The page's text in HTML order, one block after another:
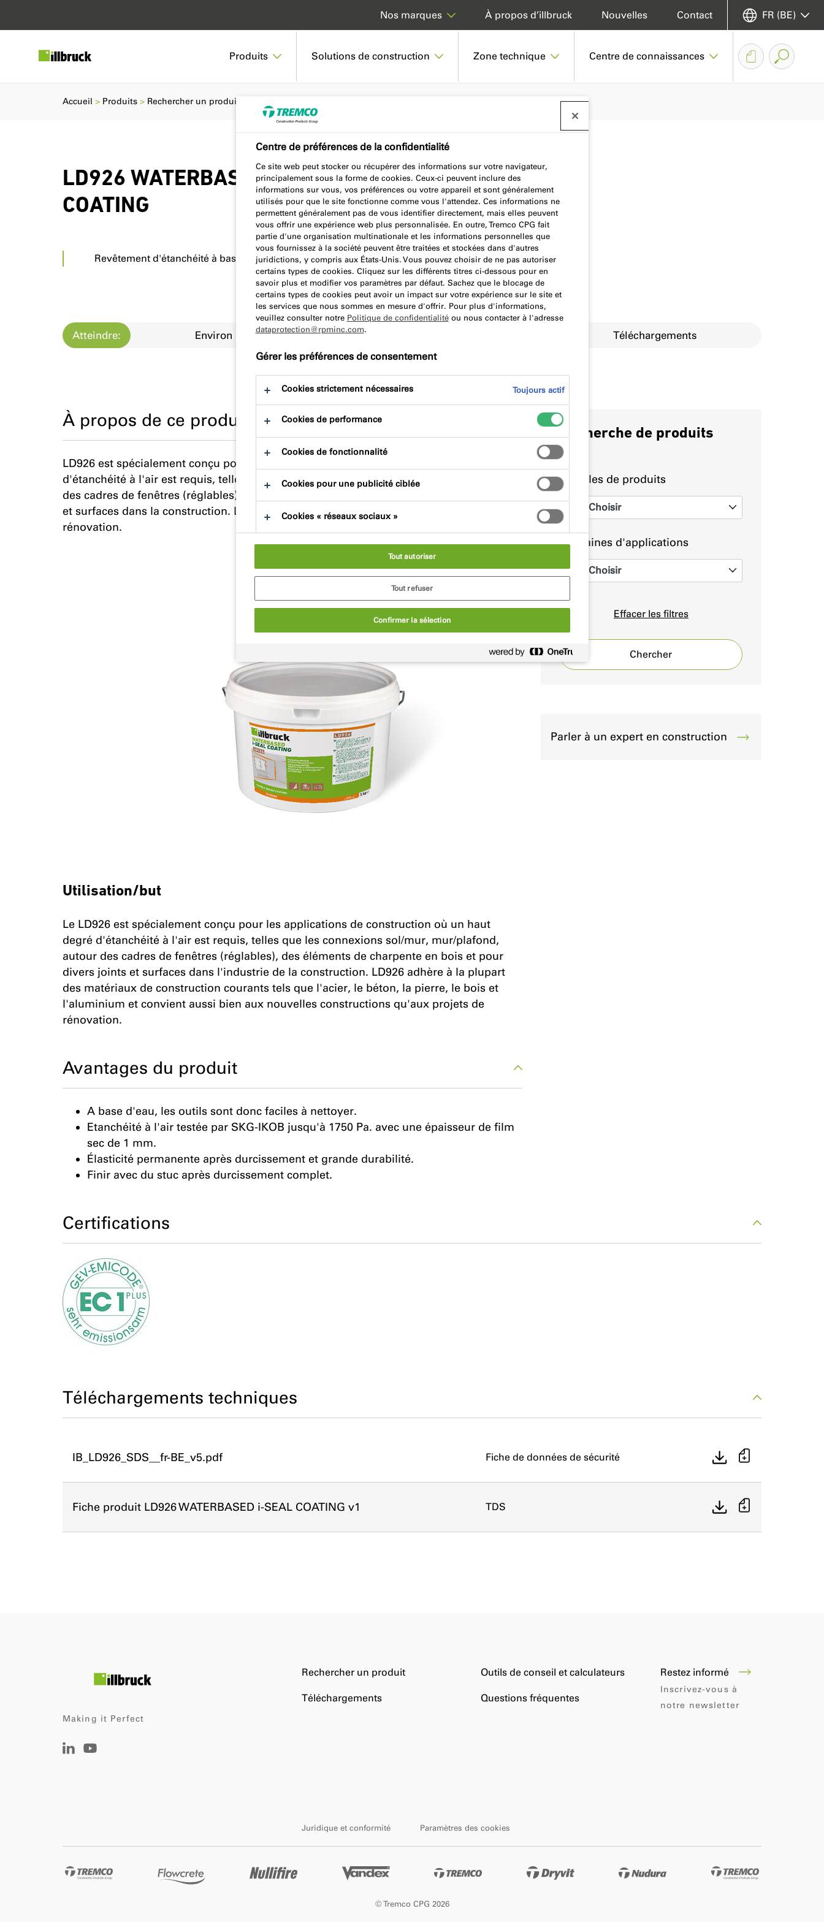
Produits Solutions de construction Zone technique Centre de connaissances
À propos d’illbruck Nouvelles Contact
Nos marques FR (BE)
LD926 WATERBASED i-SEAL
COATING
Revêtement d'étanchéité à base d'eau
Accueil Produits Rechercher un produit
Atteindre: Environ Avantages du produit Téléchargements
Recherche de produits
Familles de produits
Choisir
Domaines d'applications
0 Choisir
Effacer les filtres
Chercher
Parler à un expert en construction
À propos de ce produit
LD926 est spécialement conçu pour les applications de construction où un degré élevé
d'étanchéité à l'air est requis, telles que les connexions sol-mur, mur-plafond, autour
des cadres de fenêtres (réglables), des éléments à ossature en bois et pour divers joints
et surfaces dans la construction. LD926 convient aux projets de construction et de
rénovation.
Utilisation/but
Le LD926 est spécialement conçu pour les applications de construction où un haut
degré d'étanchéité à l'air est requis, telles que les connexions sol/mur, mur/plafond,
autour des cadres de fenêtres (réglables), des éléments de charpente en bois et pour
divers joints et surfaces dans l'industrie de la construction. LD926 adhère à la plupart
des matériaux de construction courants tels que l'acier, le béton, la pierre, le bois et
l'aluminium et convient aussi bien aux nouvelles constructions qu'aux projets de
rénovation.
Avantages du produit
A base d'eau, les outils sont donc faciles à nettoyer.
Etanchéité à l'air testée par SKG-IKOB jusqu'à 1750 Pa. avec une épaisseur de film
sec de 1 mm.
Élasticité permanente après durcissement et grande durabilité.
Finir avec du stuc après durcissement complet.
Certifications
Téléchargements techniques
IB_LD926_SDS__fr-BE_v5.pdf Fiche de données de sécurité
Fiche produit LD926 WATERBASED i-SEAL COATING v1 TDS
Making it Perfect
Rechercher un produit
Téléchargements
Outils de conseil et calculateurs
Questions fréquentes
Restez informé
Inscrivez-vous à
notre newsletter
Juridique et conformité Paramètres des cookies
© Tremco CPG 2026
Centre de préférences de la confidentialité
Ce site web peut stocker ou récupérer des informations sur votre navigateur,
principalement sous la forme de cookies. Ceux-ci peuvent inclure des
informations sur vous, vos préférences ou votre appareil et sont généralement
utilisés pour que le site fonctionne comme vous l'attendez. Ces informations ne
permettent généralement pas de vous identifier directement, mais elles peuvent
vous offrir une expérience web plus personnalisée. En outre, Tremco CPG fait
partie d'une organisation multinationale et les informations personnelles que
vous fournissez à la société peuvent être traitées et stockées dans d'autres
juridictions, y compris aux États-Unis. Vous pouvez choisir de ne pas autoriser
certains types de cookies. Cliquez sur les différents titres ci-dessous pour en
savoir plus et modifier vos paramètres par défaut. Sachez que le blocage de
certains types de cookies peut avoir un impact sur votre expérience sur le site et
les services que nous sommes en mesure d'offrir. Pour plus d'informations,
veuillez consulter notre Politique de confidentialitéou nous contacter à l'adresse
dataprotection@rpminc.com.
Gérer les préférences de consentement
Cookies strictement nécessaires Toujours actif
Cookies de performance
Cookies de fonctionnalité
Cookies pour une publicité ciblée
Cookies « réseaux sociaux »
Tout autoriser
Tout refuser
Confirmer la sélection